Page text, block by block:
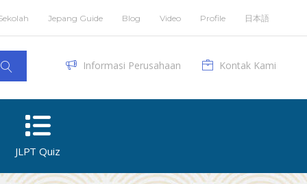
Jepang Guide Blog Video Profile 日本語
Informasi Perusahaan Kontak Kami
JLPT Quiz